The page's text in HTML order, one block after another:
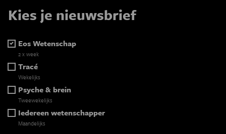
Kies je nieuwsbrief
Eos Wetenschap
2 x week
Tracé
Wekelijks
Psyche & brein
Tweewekelijks
Iedereen wetenschapper
Maandelijks